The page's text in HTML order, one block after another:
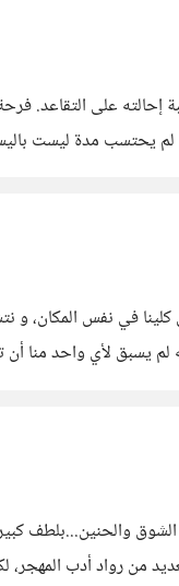
على التقاعد.
لم يحتسب مدة ليست
في نفس المكان، و
إلا أنه لم يسبق لأي
والحنين...بلطف
من رواد أدب